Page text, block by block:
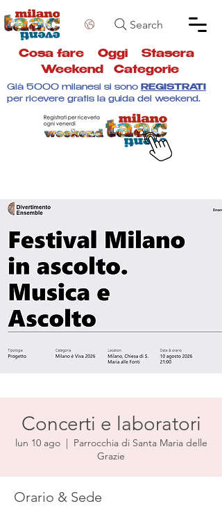
Search
Cosa fare Oggi Stasera
Weekend
Categorie
Già 5000 milanesi si sono REGISTRATI
per ricevere gratis la guida del weekend.
Concerti e laboratori
lun 10 ago
  |
Parrocchia di Santa Maria delle
Grazie
Orario & Sede